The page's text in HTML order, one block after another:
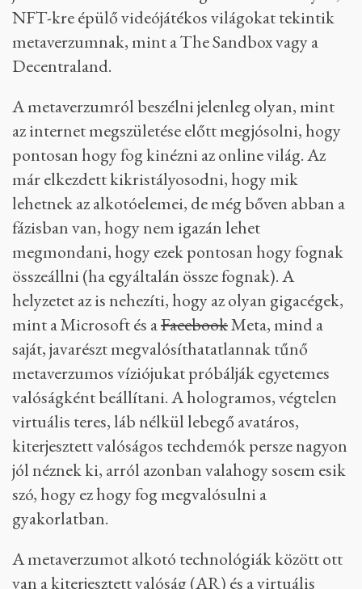
NFT-kre épülő videójátékos világokat tekintik
metaverzumnak, mint a The Sandbox vagy a
Decentraland.
A metaverzumról beszélni jelenleg olyan, mint
az internet megszületése előtt megjósolni, hogy
pontosan hogy fog kinézni az online világ. Az
már elkezdett kikristályosodni, hogy mik
lehetnek az alkotóelemei, de még bőven abban a
fázisban van, hogy nem igazán lehet
megmondani, hogy ezek pontosan hogy fognak
összeállni (ha egyáltalán össze fognak). A
helyzetet az is nehezíti, hogy az olyan gigacégek,
mint a Microsoft és aFacebookMeta, mind a
saját, javarészt megvalósíthatatlannak tűnő
metaverzumos víziójukat próbálják egyetemes
valóságként beállítani. A hologramos, végtelen
virtuális teres, láb nélkül lebegő avatáros,
kiterjesztett valóságos techdemók persze nagyon
jól néznek ki, arról azonban valahogy sosem esik
szó, hogy ez hogy fog megvalósulni a
gyakorlatban.
A metaverzumot alkotó technológiák között ott
van a kiterjesztett valóság (AR) és a virtuális